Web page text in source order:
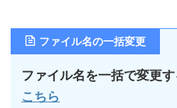
ファイル名の一括変更
ファイル名を一括で変更
こちら